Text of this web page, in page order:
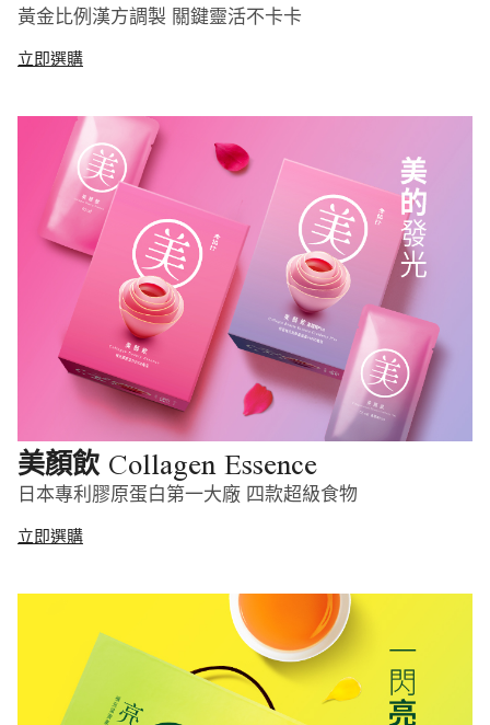
黃金比例漢方調製 關鍵靈活不卡卡
立即選購
美顏飲 Collagen Essence
日本專利膠原蛋白第一大廠 四款超級食物
立即選購